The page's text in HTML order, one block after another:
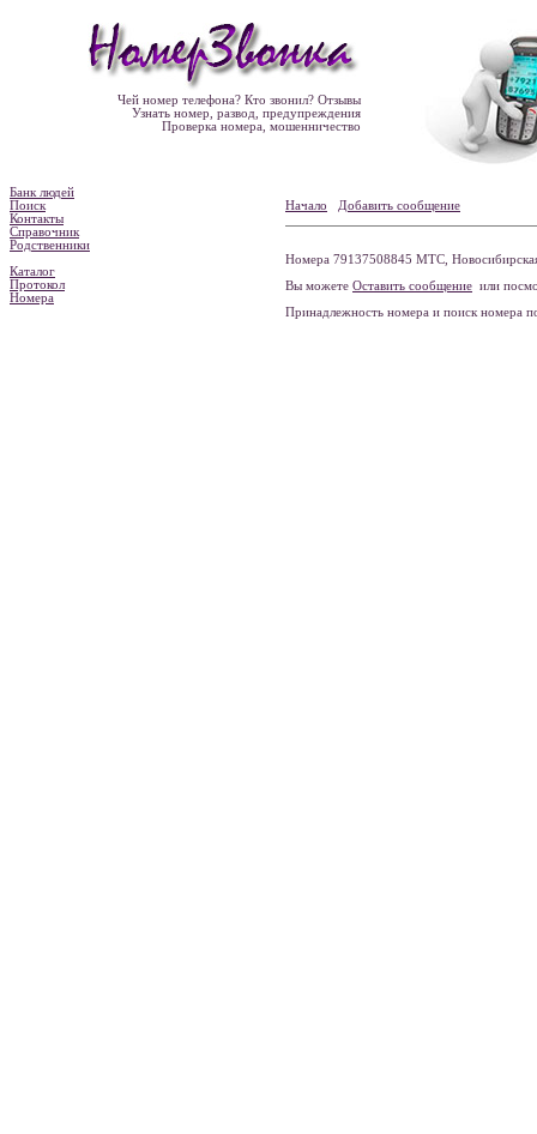
Чей номер телефона? Кто звонил? Отзывы
Узнать номер, развод, предупреждения
Проверка номера, мошенничество
Банк людей
Поиск
Контакты
Справочник
Родственники
Каталог
Протокол
Номера
Начало Добавить сообщение
Номера 79137508845 МТС, Новосибирская
Вы можете Оставить сообщение или
Принадлежность номера и поиск номера